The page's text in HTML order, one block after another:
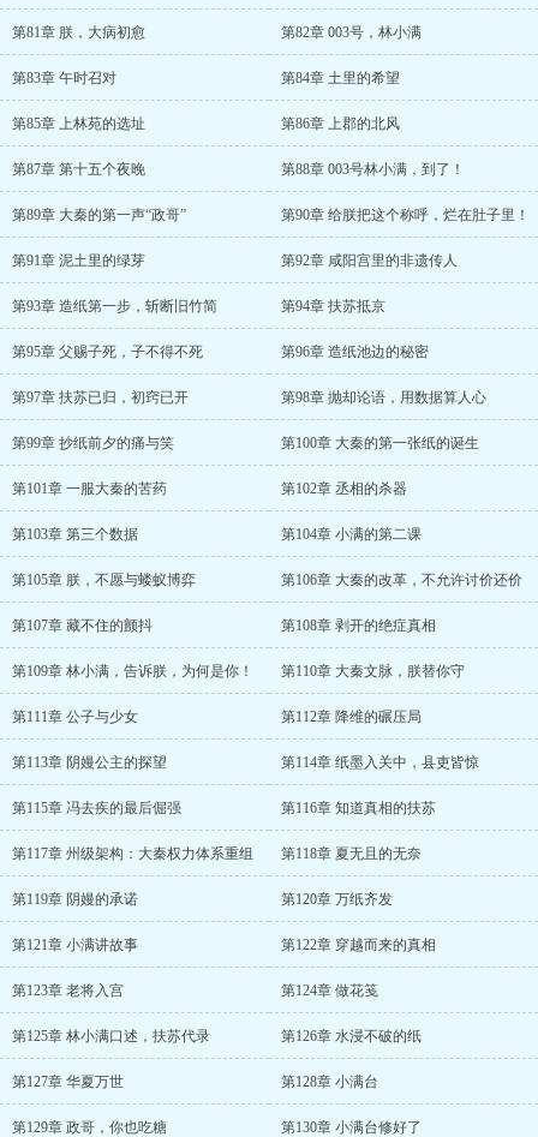
第81章 朕，大病初愈 第82章 003号，林小满
第83章 午时召对 第84章 土里的希望
第85章 上林苑的选址 第86章 上郡的北风
第87章 第十五个夜晚 第88章 003号林小满，到了！
第89章 大秦的第一声“政哥” 第90章 给朕把这个称呼，烂在肚子里！
第91章 泥土里的绿芽 第92章 咸阳宫里的非遗传人
第93章 造纸第一步，斩断旧竹简 第94章 扶苏抵京
第95章 父赐子死，子不得不死 第96章 造纸池边的秘密
第97章 扶苏已归，初窍已开 第98章 抛却论语，用数据算人心
第99章 抄纸前夕的痛与笑 第100章 大秦的第一张纸的诞生
第101章 一服大秦的苦药 第102章 丞相的杀器
第103章 第三个数据 第104章 小满的第二课
第105章 朕，不愿与蝼蚁博弈 第106章 大秦的改革，不允许讨价还价
第107章 藏不住的颤抖 第108章 剥开的绝症真相
第109章 林小满，告诉朕，为何是你！ 第110章 大秦文脉，朕替你守
第111章 公子与少女 第112章 降维的碾压局
第113章 阴嫚公主的探望 第114章 纸墨入关中，县吏皆惊
第115章 冯去疾的最后倔强 第116章 知道真相的扶苏
第117章 州级架构：大秦权力体系重组 第118章 夏无且的无奈
第119章 阴嫚的承诺 第120章 万纸齐发
第121章 小满讲故事 第122章 穿越而来的真相
第123章 老将入宫 第124章 做花笺
第125章 林小满口述，扶苏代录 第126章 水浸不破的纸
第127章 华夏万世 第128章 小满台
第129章 政哥，你也吃糖 第130章 小满台修好了